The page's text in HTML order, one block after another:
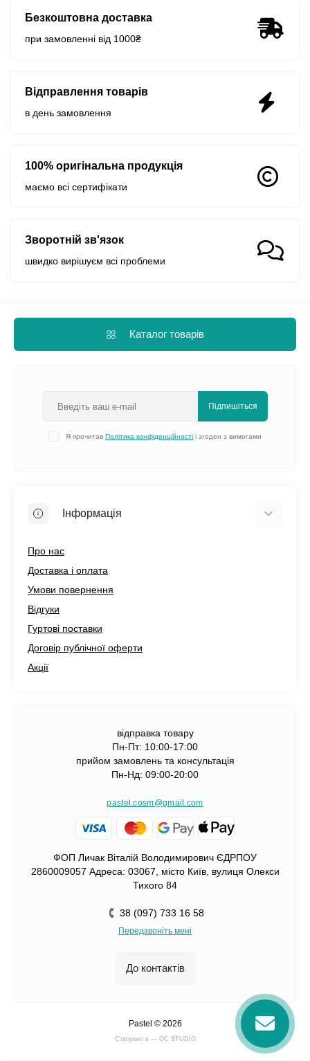
Безкоштовна доставка
при замовленні від 1000₴
Відправлення товарів
в день замовлення
100% оригінальна продукція
маємо всі сертифікати
Зворотній зв'язок
швидко вирішуєм всі проблеми
Каталог товарів
Підпишіться
Я прочитав Політика конфіденційності і згоден з вимогами
Інформація
Про нас
Доставка і оплата
Умови повернення
Відгуки
Гуртові поставки
Договір публічної оферти
Акції
відправка товару
Пн-Пт: 10:00-17:00
прийом замовлень та консультація
Пн-Нд: 09:00-20:00
pastel.cosm@gmail.com
ФОП Личак Віталій Володимирович ЄДРПОУ
2860009057 Адреса: 03067, місто Київ, вулиця Олекси
Тихого 84
38 (097) 733 16 58
Передзвоніть мені
До контактів
Pastel © 2026
Cтворено в — OC STUDIO